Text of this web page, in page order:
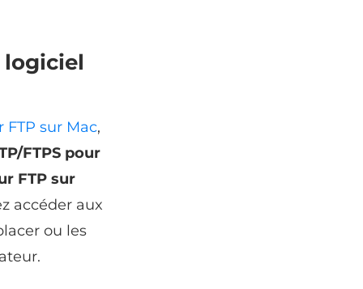
logiciel
FTP sur Mac,
FTPS pour
FTP sur
accéder aux
ou les